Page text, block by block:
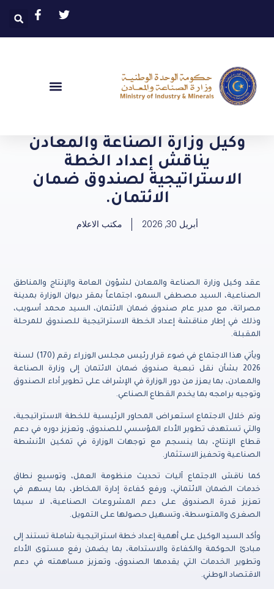
وكيل وزارة الصناعة والمعادن
يناقش إعداد الخطة
الاستراتيجية لصندوق ضمان
الائتمان.
أبريل 30, 2026 مكتب الاعلام
عقد وكيل وزارة الصناعة والمعادن لشؤون العامة والإنتاج والمناطق
الصناعية، السيد مصطفى السمو، اجتماعاً بمقر ديوان الوزارة بمدينة
مصراتة، مع مدير عام صندوق ضمان الائتمان، السيد محمد أسويب،
وذلك في إطار مناقشة إعداد الخطة الاستراتيجية للصندوق للمرحلة
المقبلة.
ويأتي هذا الاجتماع في ضوء قرار رئيس مجلس الوزراء رقم (170) لسنة
2026 بشأن نقل تبعية صندوق ضمان الائتمان إلى وزارة الصناعة
والمعادن، بما يعزز من دور الوزارة في الإشراف على تطوير أداء الصندوق
وتوجيه برامجه بما يخدم القطاع الصناعي.
وتم خلال الاجتماع استعراض المحاور الرئيسية للخطة الاستراتيجية،
والتي تستهدف تطوير الأداء المؤسسي للصندوق، وتعزيز دوره في دعم
قطاع الإنتاج، بما ينسجم مع توجهات الوزارة في تمكين الأنشطة
الصناعية وتحفيز الاستثمار.
كما ناقش الاجتماع آليات تحديث منظومة العمل، وتوسيع نطاق
خدمات الضمان الائتماني، ورفع كفاءة إدارة المخاطر، بما يسهم في
تعزيز قدرة الصندوق على دعم المشروعات الصناعية، لا سيما
الصغرى والمتوسطة، وتسهيل حصولها على التمويل.
وأكد السيد الوكيل على أهمية إعداد خطة استراتيجية شاملة تستند إلى
مبادئ الحوكمة والكفاءة والاستدامة، بما يضمن رفع مستوى الأداء
وتطوير الخدمات التي يقدمها الصندوق، وتعزيز مساهمته في دعم
الاقتصاد الوطني.